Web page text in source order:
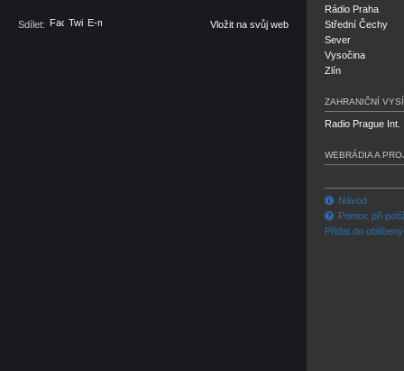
Sdílet: Facebook
TwitterE-mail Vložit na svůj web
Rádio Praha
Střední Čechy
Sever
Vysočina
Zlín
ZAHRANIČNÍ
Radio Prague Int.
WEBRÁDIA A
Návod
Pomoc při
Přidat do